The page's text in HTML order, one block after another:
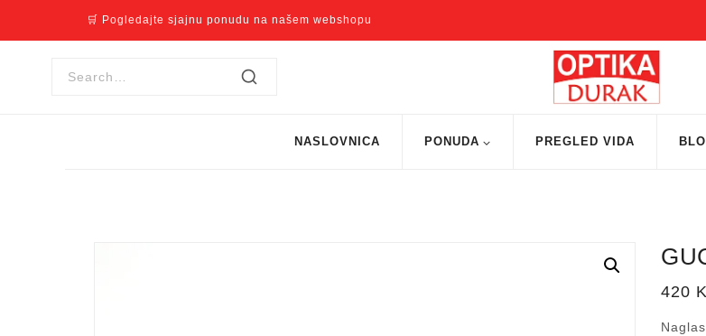
🛒 Pogledajte sjajnu ponudu na našem webshopu
NASLOVNICA PONUDA PREGLED VIDA
420